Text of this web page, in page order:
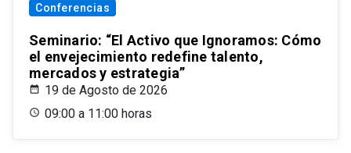
Conferencias
Seminario: “El Activo que Ignoramos: Cómo
el envejecimiento redefine talento,
mercados y estrategia”
19 de Agosto de 2026
09:00 a 11:00 horas